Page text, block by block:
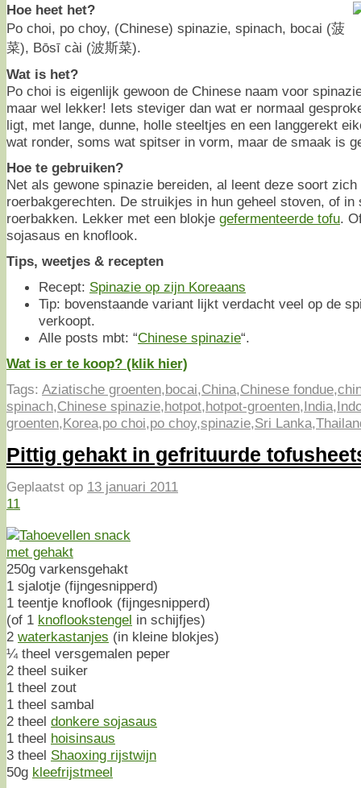
Hoe heet het?
Po choi, po choy, (Chinese) spinazie, spinach, bocai (菠
菜), Bōsī cài (波斯菜).
Wat is het?
Po choi is eigenlijk gewoon de Chinese naam voor
maar wel lekker! Iets steviger dan wat er normaal
ligt, met lange, dunne, holle steeltjes en een langgerekt
wat ronder, soms wat spitser in vorm, maar de smaak is
Hoe te gebruiken?
Net als gewone spinazie bereiden, al leent deze soort
roerbakgerechten. De struikjes in hun geheel stoven, of in
roerbakken. Lekker met een blokje gefermenteerde tofu.
sojasaus en knoflook.
Tips, weetjes & recepten
Recept: Spinazie op zijn Koreaans
Tip: bovenstaande variant lijkt verdacht veel op de
verkoopt.
Alle posts mbt: “Chinese spinazie“.
Wat is er te koop? (klik hier)
Tags: Aziatische groenten,bocai,China,Chinese fondue,
spinach,Chinese spinazie,hotpot,hotpot-groenten,India,
groenten,Korea,po choi,po choy,spinazie,Sri Lanka,
Pittig gehakt in gefrituurde
Geplaatst op 13 januari 2011
11
250g varkensgehakt
1 sjalotje (fijngesnipperd)
1 teentje knoflook (fijngesnipperd)
(of 1 knoflookstengel in schijfjes)
2 waterkastanjes (in kleine blokjes)
¼ theel versgemalen peper
2 theel suiker
1 theel zout
1 theel sambal
2 theel donkere sojasaus
1 theel hoisinsaus
3 theel Shaoxing rijstwijn
50g kleefrijstmeel